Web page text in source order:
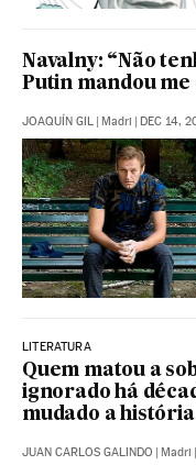
Navalny: “Não
Putin mandou
JOAQUÍN GIL Madri DEC 14,
LITERATURA
Quem matou a
ignorado há
mudado a história
JUAN CARLOS GALINDO Madri